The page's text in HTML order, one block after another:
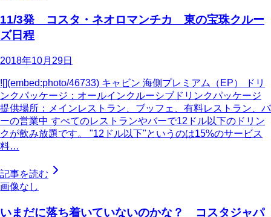
11/3発 コスタ・ネオロマンチカ 東の宝珠クルー
ズ日程
2018年10月29日
![](embed:photo/46733) キャビン 海側プレミアム（EP） ドリ
ンクパッケージ：オールインクルーシブドリンクパッケージ
提供場所：メインレストラン、ブッフェ、有料レストラン、バ
ーの営業中 すべてのレストランやバーで12ドル以下のドリン
クが飲み放題です。 "12ドル以下"というのは15%のサービス
料…
記事を読む
画像なし
いまだに落ち着いていないのかな？ コスタジャパ